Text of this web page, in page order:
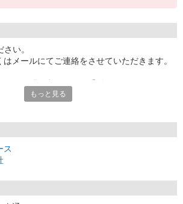
い。
メールにてご連絡をさせていただきます。
(土日祝日を除く平日)
者対応のお知らせ】
日 (金)
にいただきましたご応募への対応は、8月1
。
もっと見る
ス